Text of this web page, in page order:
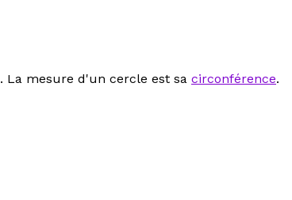
. La mesure d'un cercle est sa circonférence.